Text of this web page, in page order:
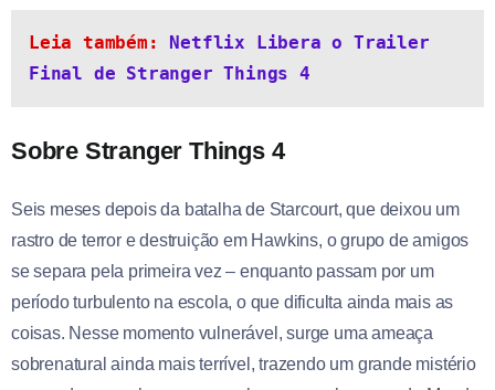
Leia também:
Netflix Libera o Trailer
Final de Stranger Things 4
Sobre Stranger Things 4
Seis meses depois da batalha de Starcourt, que deixou um
rastro de terror e destruição em Hawkins, o grupo de amigos
se separa pela primeira vez – enquanto passam por um
período turbulento na escola, o que dificulta ainda mais as
coisas. Nesse momento vulnerável, surge uma ameaça
sobrenatural ainda mais terrível, trazendo um grande mistério